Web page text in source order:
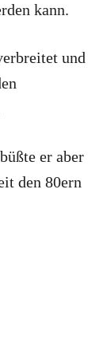
kann.
und
er aber
den 80ern